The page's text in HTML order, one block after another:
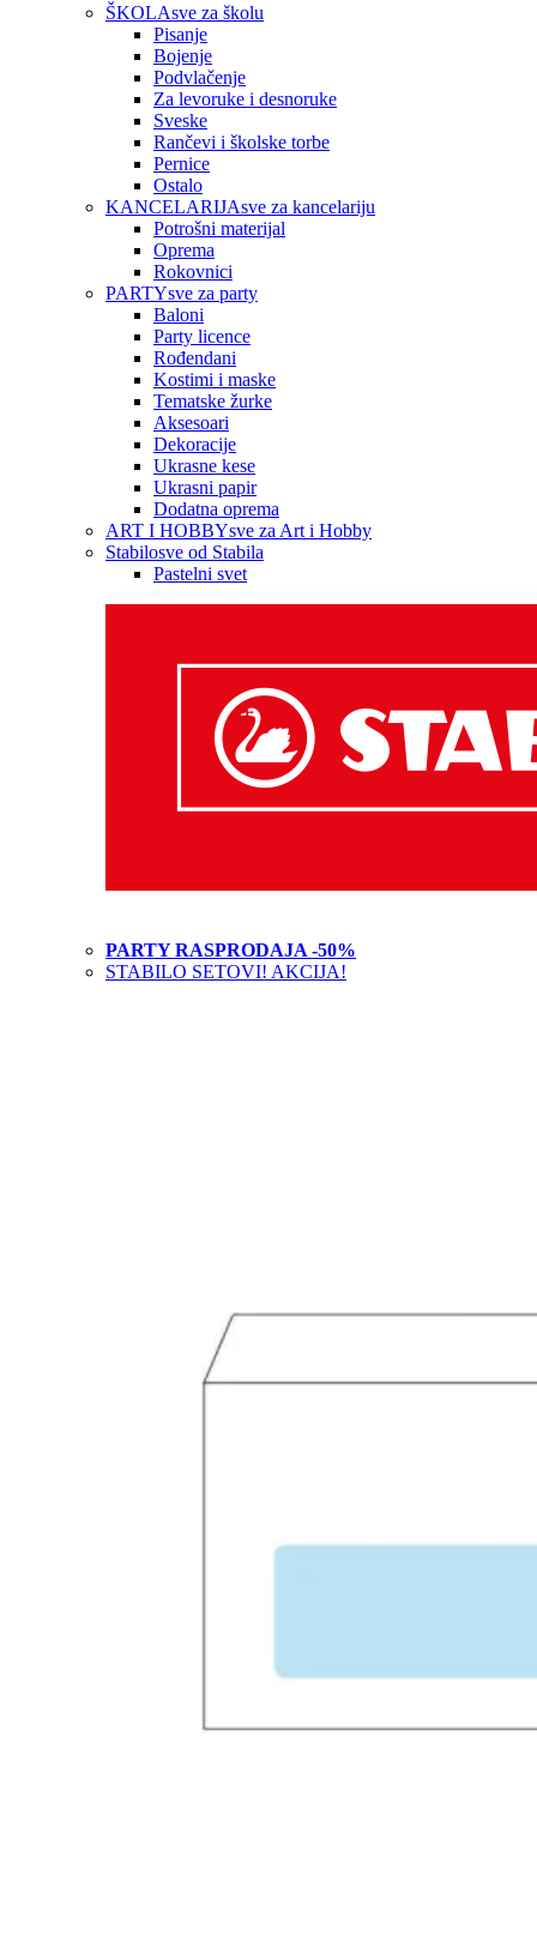
ŠKOLAsve za školu
Pisanje
Bojenje
Podvlačenje
Za levoruke i desnoruke
Sveske
Rančevi i školske torbe
Pernice
Ostalo
KANCELARIJAsve za kancelariju
Potrošni materijal
Oprema
Rokovnici
PARTYsve za party
Baloni
Party licence
Rođendani
Kostimi i maske
Tematske žurke
Aksesoari
Dekoracije
Ukrasne kese
Ukrasni papir
Dodatna oprema
ART I HOBBYsve za Art i Hobby
Stabilosve od Stabila
Pastelni svet
PARTY RASPRODAJA -50%
STABILO SETOVI! AKCIJA!